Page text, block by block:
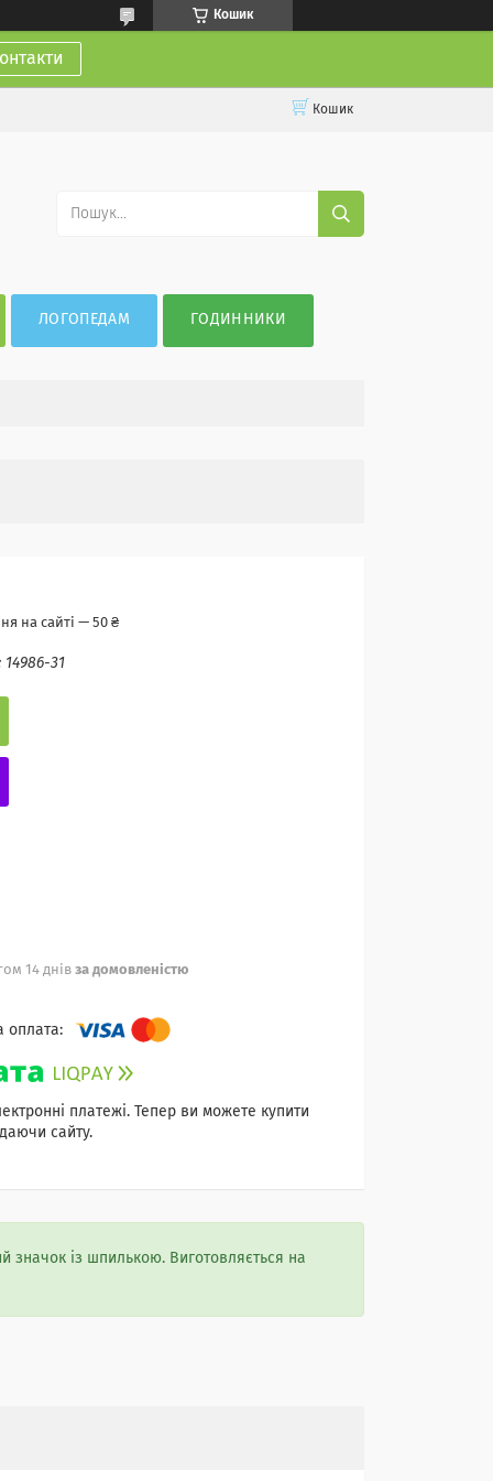
Кошик
Кошик
ЛОГОПЕДАМ ГОДИННИКИ
на сайті — 50 ₴
14986-31
14 днів за домовленістю
платежі. Тепер ви можете купити
сайту.
значок із шпилькою. Виготовляється на